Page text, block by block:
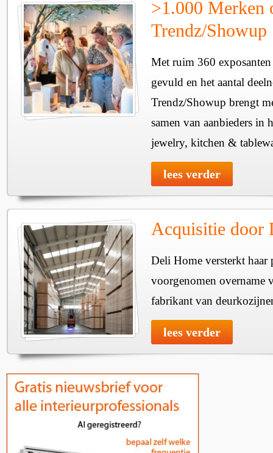
>1.000 Merken
Trendz/Showup
Met ruim 360
gevuld en het aantal
Trendz/Showup brengt
samen van aanbieders in
jewelry, kitchen &
lees verder
Acquisitie door
Deli Home versterkt haar
voorgenomen overname
fabrikant van
lees verder